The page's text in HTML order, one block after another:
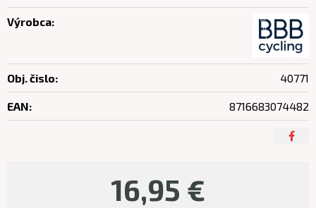
16,95 €
Výrobca:
Obj. čislo: 40771
EAN: 8716683074482